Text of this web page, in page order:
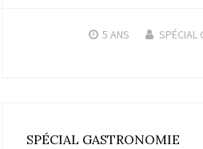
5 ANS SPÉCIAL
SPÉCIAL GASTRONOMIE